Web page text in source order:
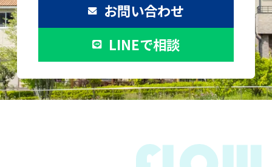
お問い合わせ
LINEで相談